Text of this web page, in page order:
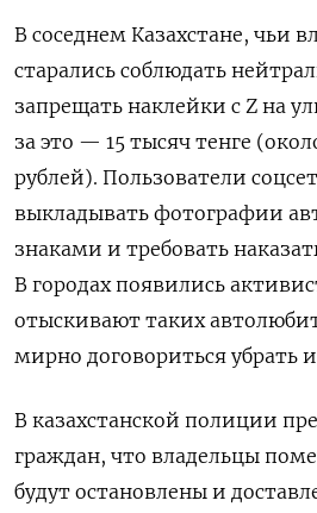
В соседнем Казахстане, чьи
старались соблюдать
запрещать наклейки с Z на
за это — 15 тысяч тенге
рублей). Пользователи
выкладывать фотографии
знаками и требовать
В городах появились
отыскивают таких
мирно договориться убрать
В казахстанской полиции
граждан, что владельцы
будут остановлены и